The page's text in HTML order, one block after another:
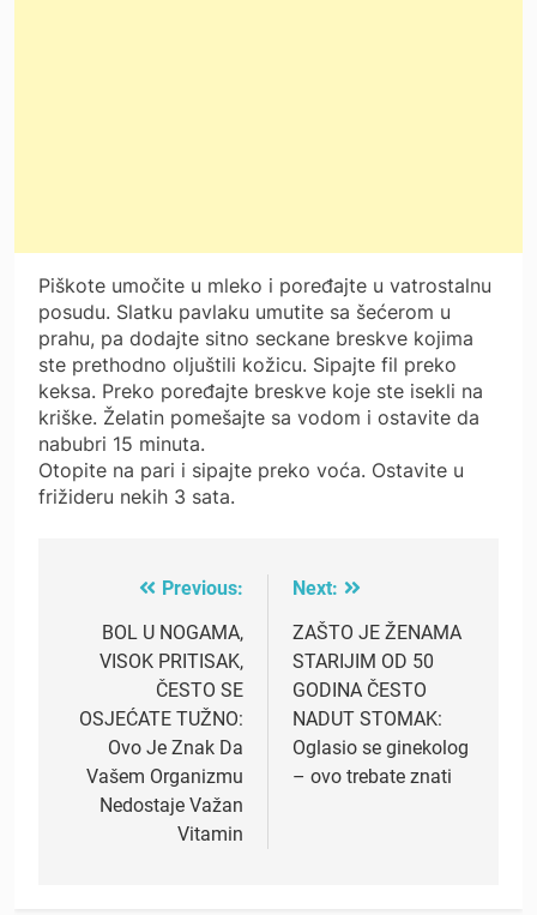
Piškote umočite u mleko i poređajte u vatrostalnu
posudu. Slatku pavlaku umutite sa šećerom u
prahu, pa dodajte sitno seckane breskve kojima
ste prethodno oljuštili kožicu. Sipajte fil preko
keksa. Preko poređajte breskve koje ste isekli na
kriške. Želatin pomešajte sa vodom i ostavite da
nabubri 15 minuta.
Otopite na pari i sipajte preko voća. Ostavite u
frižideru nekih 3 sata.
navigation
Previous:
BOL U NOGAMA,
VISOK PRITISAK,
ČESTO SE
OSJEĆATE TUŽNO:
Ovo Je Znak Da
Vašem Organizmu
Nedostaje Važan
Vitamin
Next:
ZAŠTO JE ŽENAMA
STARIJIM OD 50
GODINA ČESTO
NADUT STOMAK:
Oglasio se ginekolog
– ovo trebate znati